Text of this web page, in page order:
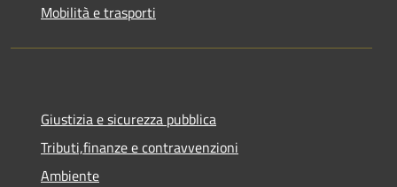
Mobilità e trasporti
Giustizia e sicurezza pubblica
Tributi,finanze e contravvenzioni
Ambiente